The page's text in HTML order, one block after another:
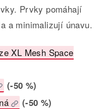
Prvky pomáhají
a minimalizují únavu.
XL Mesh Space
(-50 %)
(-50 %)